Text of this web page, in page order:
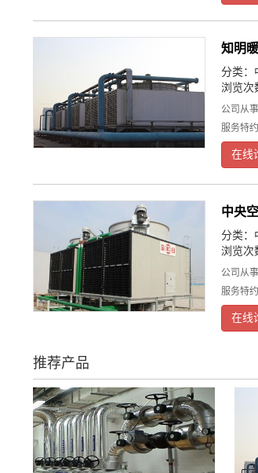
知明
分类：
浏览次
公司从
服务特
在线
中央
分类：
浏览次
公司从
服务特
在线
推荐产品